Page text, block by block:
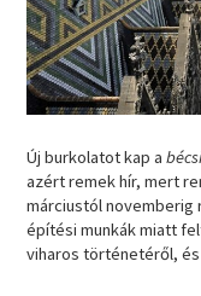
Új burkolatot kap a
azért remek hír, mert
márciustól
építési munkák miatt
viharos történetéről,